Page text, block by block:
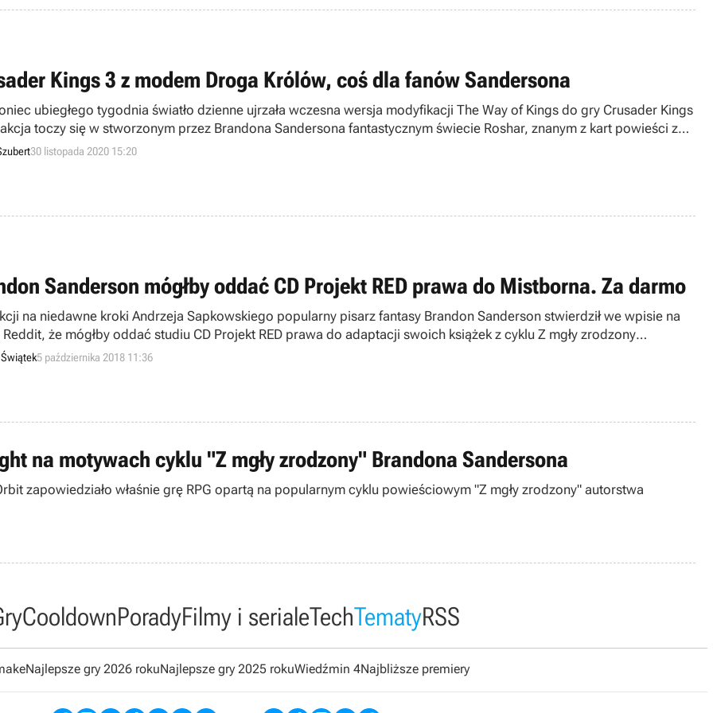
Kings 3 z modem Droga Królów, coś dla fanów Sandersona
ubiegłego tygodnia światło dzienne ujrzała wczesna wersja modyfikacji The Way of Kings do gry Crusader Kings
toczy się w stworzonym przez Brandona Sandersona fantastycznym świecie Roshar, znanym z kart powieści z
Burzowego Światła.
30 listopada 2020 15:20
Sanderson mógłby oddać CD Projekt RED prawa do Mistborna. Za darmo
na niedawne kroki Andrzeja Sapkowskiego popularny pisarz fantasy Brandon Sanderson stwierdził we wpisie na
że mógłby oddać studiu CD Projekt RED prawa do adaptacji swoich książek z cyklu Z mgły zrodzony
za darmo.
5 października 2018 11:36
na motywach cyklu "Z mgły zrodzony" Brandona Sandersona
zapowiedziało właśnie grę RPG opartą na popularnym cyklu powieściowym "Z mgły zrodzony" autorstwa
CooldownPoradyFilmy i serialeTechTematyRSS
Najlepsze gry 2026 rokuNajlepsze gry 2025 rokuWiedźmin 4Najbliższe premiery